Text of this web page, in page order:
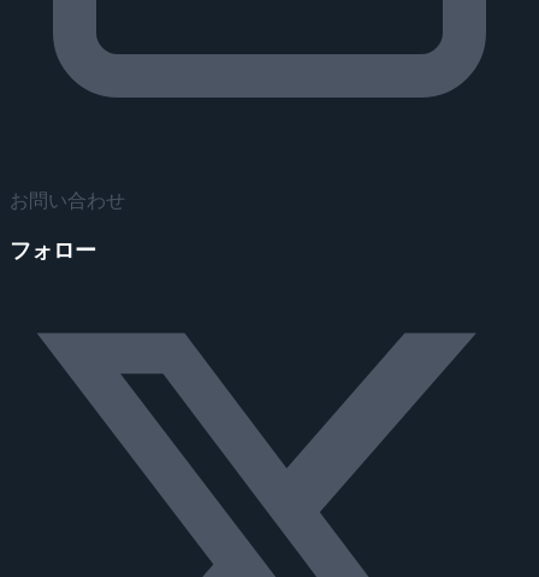
お問い合わせ
フォロー